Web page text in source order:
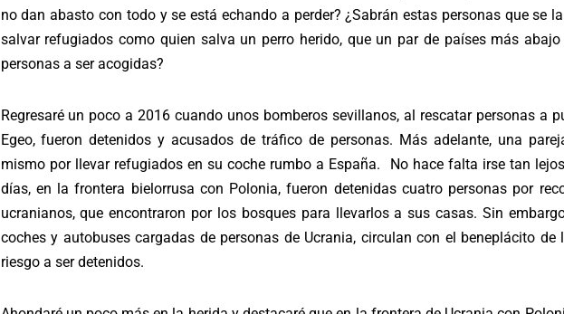
no dan abasto con todo y se está echando a perder? ¿Sabrán estas personas que se
salvar refugiados como quien salva un perro herido, que un par de países más
personas a ser acogidas?
Regresaré un poco a 2016 cuando unos bomberos sevillanos, al rescatar personas a
Egeo, fueron detenidos y acusados de tráfico de personas. Más adelante, una
mismo por llevar refugiados en su coche rumbo a España. No hace falta irse tan
días, en la frontera bielorrusa con Polonia, fueron detenidas cuatro personas por
ucranianos, que encontraron por los bosques para llevarlos a sus casas. Sin
coches y autobuses cargadas de personas de Ucrania, circulan con el beneplácito de
riesgo a ser detenidos.